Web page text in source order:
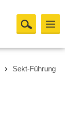
Sekt-Führung